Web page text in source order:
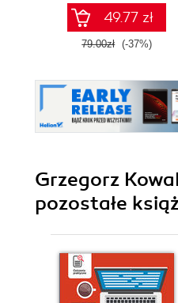
49.77 zł
79.00zł (-37%)
Grzegorz
pozostałe